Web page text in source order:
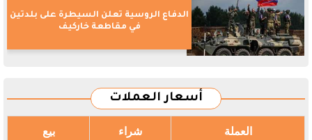
الدفاع الروسية تعلن السيطرة على بلدتين
في مقاطعة خاركيف
أسعار العملات
العملة شراء بيع